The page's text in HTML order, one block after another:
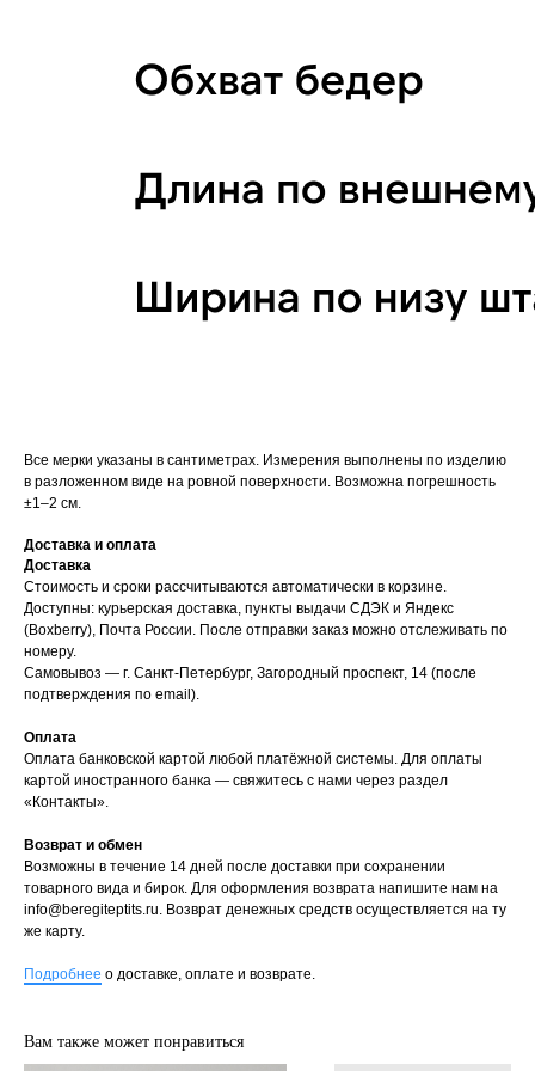
Все мерки указаны в сантиметрах. Измерения выполнены по изделию
в разложенном виде на ровной поверхности. Возможна погрешность
±1–2 см.
Доставка и оплата
Доставка
Стоимость и сроки рассчитываются автоматически в корзине.
Доступны: курьерская доставка, пункты выдачи СДЭК и Яндекс
(Boxberry), Почта России. После отправки заказ можно отслеживать по
номеру.
Самовывоз — г. Санкт-Петербург, Загородный проспект, 14 (после
подтверждения по email).
Оплата
Оплата банковской картой любой платёжной системы. Для оплаты
картой иностранного банка — свяжитесь с нами через раздел
«Контакты».
Возврат и обмен
Возможны в течение 14 дней после доставки при сохранении
товарного вида и бирок. Для оформления возврата напишите нам на
info@beregiteptits.ru. Возврат денежных средств осуществляется на ту
же карту.
Подробнее о доставке, оплате и возврате.
Вам также может понравиться